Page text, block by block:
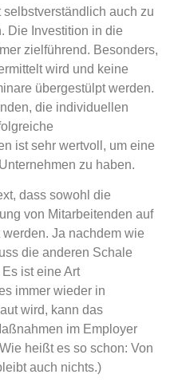
auch zu
Die Investition in die
zielführend. Besonders,
wird und keine
übergestülpt werden.
die individuellen
ist sehr wertvoll, um eine
zu haben.
dass sowohl die
von Mitarbeitenden auf
Ja nachdem wie
die anderen Schale
ist eine Art
immer wieder in
wird, kann das
im Employer
heißt es so schon: Von
auch nichts.)